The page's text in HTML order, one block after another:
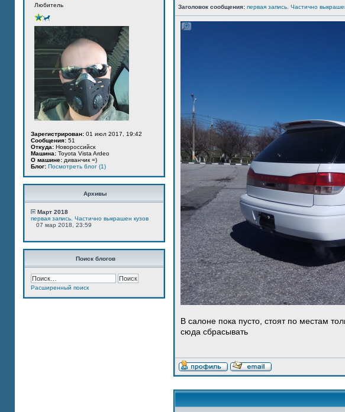
Любитель
Зарегистрирован: 01 июл 2017, 19:42
Сообщения: 51
Откуда: Новороссийск
Машина: Toyota Vista Ardeo
О машине: диванчик =)
Блог: Посмотреть блог (1)
Архивы
Март 2018
первая запись. Частично выкрашен кузов
07 мар 2018, 23:59
Поиск блогов
Расширенный поиск
Заголовок сообщения: первая запись. Частично
В салоне пока пусто, стоят по местам
сюда сбрасывать